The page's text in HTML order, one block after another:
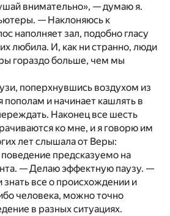
внимательно», — думаю я.
— Наклоняюсь к
наполняет зал, подобно гласу
любила. И, как ни странно, люди
гораздо больше, чем мы
поперхнувшись воздухом из
пополам и начинает кашлять в
Наконец все шесть
ко мне, и я говорю им
лет слышала от Веры:
предсказуемо на
— Делаю эффектную паузу. —
знать все о происхождении и
человека, можно точно
в разных ситуациях.